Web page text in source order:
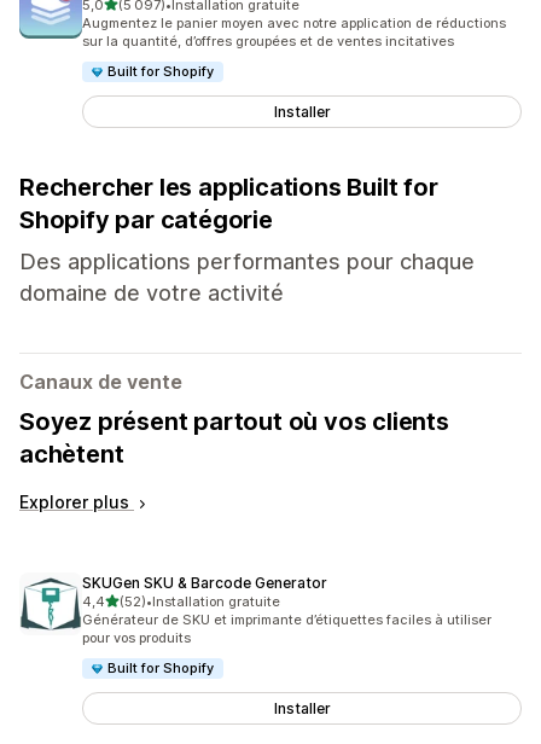
5,0étoile(s) sur 5
(5 097)
5097 avis au total
• Installation gratuite
Augmentez le panier moyen avec notre application de réductions
sur la quantité, d’offres groupées et de ventes incitatives
Built for Shopify
Installer
Rechercher les applications Built for
Shopify par catégorie
Des applications performantes pour chaque
domaine de votre activité
Canaux de vente
Soyez présent partout où vos clients
achètent
Explorer plus
SKUGen SKU & Barcode Generator
4,4étoile(s) sur 5
(52)
52 avis au total
•Installation gratuite
Générateur de SKU et imprimante d’étiquettes faciles à utiliser
pour vos produits
Built for Shopify
Installer